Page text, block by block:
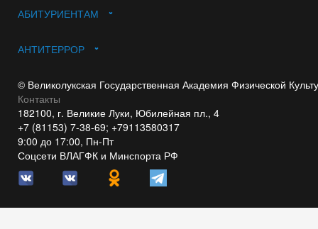
АБИТУРИЕНТАМ
АНТИТЕРРОР
© Великолукская Государственная Академия Физической
Контакты
182100, г. Великие Луки, Юбилейная пл., 4
+7 (81153) 7-38-69; +79113580317
9:00 до 17:00, Пн-Пт
Соцсети ВЛАГФК и Минспорта РФ